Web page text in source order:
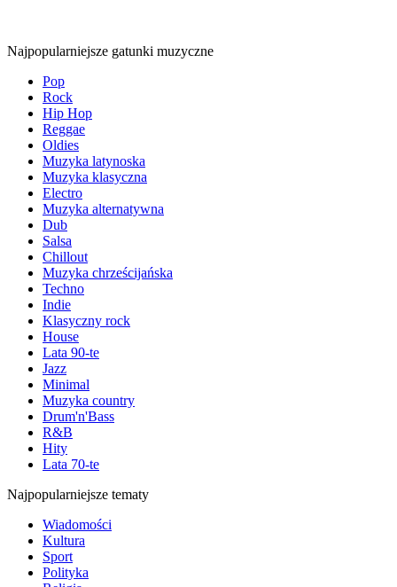
Najpopularniejsze gatunki muzyczne
Pop
Rock
Hip Hop
Reggae
Oldies
Muzyka latynoska
Muzyka klasyczna
Electro
Muzyka alternatywna
Dub
Salsa
Chillout
Muzyka chrześcijańska
Techno
Indie
Klasyczny rock
House
Lata 90-te
Jazz
Minimal
Muzyka country
Drum'n'Bass
R&B
Hity
Lata 70-te
Najpopularniejsze tematy
Wiadomości
Kultura
Sport
Polityka